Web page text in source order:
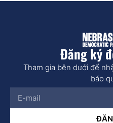
Đăng ký
Tham gia bên dưới để
báo